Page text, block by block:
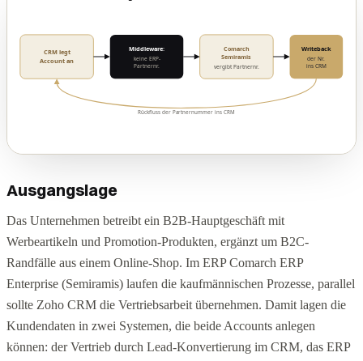
Ausgangslage
Das Unternehmen betreibt ein B2B-Hauptgeschäft mit
Werbeartikeln und Promotion-Produkten, ergänzt um B2C-
Randfälle aus einem Online-Shop. Im ERP Comarch ERP
Enterprise (Semiramis) laufen die kaufmännischen Prozesse, parallel
sollte Zoho CRM die Vertriebsarbeit übernehmen. Damit lagen die
Kundendaten in zwei Systemen, die beide Accounts anlegen
können: der Vertrieb durch Lead-Konvertierung im CRM, das ERP